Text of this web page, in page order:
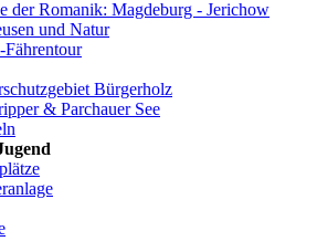
der Romanik: Magdeburg - Jerichow
und Natur
Fährentour
Bürgerholz
& Parchauer See